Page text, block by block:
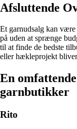
Afsluttende
Et garnudsalg kan
på uden at sprænge
til at finde de bedste
eller hækleprojekt bliver
En
garnbutikker
Rito